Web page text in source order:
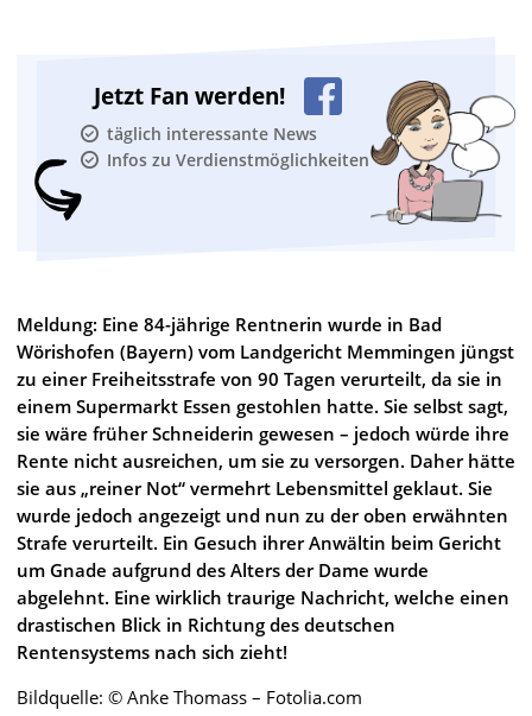
Jetzt Fan werden!
täglich interessante News
Infos zu Verdienstmöglichkeiten
Meldung: Eine 84-jährige Rentnerin wurde in Bad
Wörishofen (Bayern) vom Landgericht Memmingen jüngst
zu einer Freiheitsstrafe von 90 Tagen verurteilt, da sie in
einem Supermarkt Essen gestohlen hatte. Sie selbst sagt,
sie wäre früher Schneiderin gewesen – jedoch würde ihre
Rente nicht ausreichen, um sie zu versorgen. Daher hätte
sie aus „reiner Not“ vermehrt Lebensmittel geklaut. Sie
wurde jedoch angezeigt und nun zu der oben erwähnten
Strafe verurteilt. Ein Gesuch ihrer Anwältin beim Gericht
um Gnade aufgrund des Alters der Dame wurde
abgelehnt. Eine wirklich traurige Nachricht, welche einen
drastischen Blick in Richtung des deutschen
Rentensystems nach sich zieht!
Bildquelle: © Anke Thomass – Fotolia.com